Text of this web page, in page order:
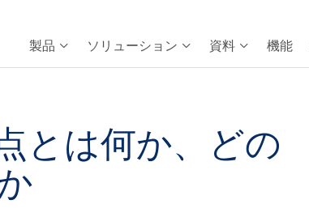
製品 ソリューション 資料 機能
とは何か、どの